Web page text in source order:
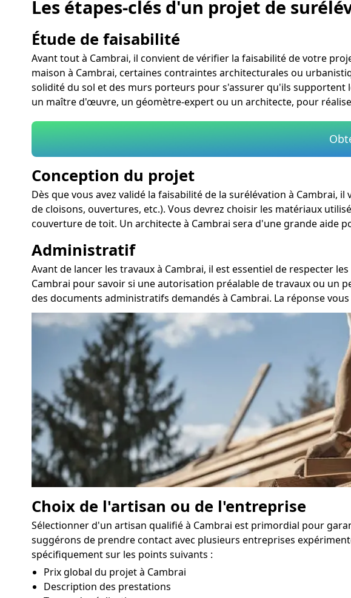
Les étapes-clés d'un projet de
Étude de faisabilité
Avant tout à Cambrai, il convient de vérifier la faisabilité de votre
maison à Cambrai, certaines contraintes architecturales ou
solidité du sol et des murs porteurs pour s'assurer qu'ils supportent
un maître d'œuvre, un géomètre-expert ou un architecte, pour
Conception du projet
Dès que vous avez validé la faisabilité de la surélévation à
de cloisons, ouvertures, etc.). Vous devrez choisir les matériaux
couverture de toit. Un architecte à Cambrai sera d'une grande aide
Administratif
Avant de lancer les travaux à Cambrai, il est essentiel de respecter
Cambrai pour savoir si une autorisation préalable de travaux ou un
des documents administratifs demandés à Cambrai. La réponse
Choix de l'artisan ou de l'entreprise
Sélectionner d'un artisan qualifié à Cambrai est primordial pour
suggérons de prendre contact avec plusieurs entreprises
spécifiquement sur les points suivants :
Prix global du projet à Cambrai
Description des prestations